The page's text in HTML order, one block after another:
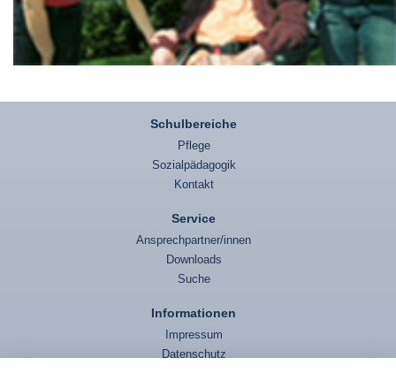
Schulbereiche
Pflege
Sozialpädagogik
Kontakt
Service
Ansprechpartner/innen
Downloads
Suche
Informationen
Impressum
Datenschutz